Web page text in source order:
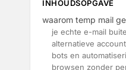
INHOUDSOPGAVE
waarom temp mail
je echte e-mail
alternatieve
bots en
browsen zonder